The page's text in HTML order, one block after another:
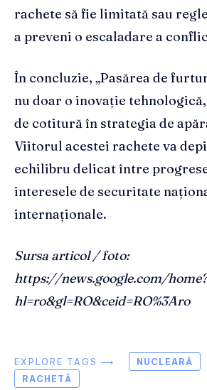
rachete să fie limitată sau
a preveni o escaladare a
În concluzie, „Pasărea de
nu doar o inovație
de cotitură în strategia de
Viitorul acestei rachete va
echilibru delicat între
interesele de securitate
internaționale.
Sursa articol / foto:
https://news.google.com/home?
hl=ro&gl=RO&ceid=RO%3Aro
EXPLORE TAGS ⟶ NUCLEARĂ
RACHETĂ